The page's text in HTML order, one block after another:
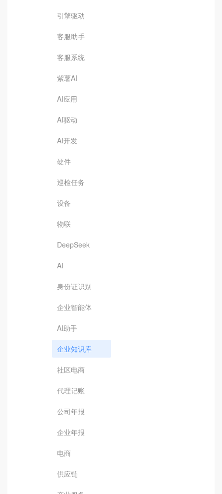
引擎驱动
客服助手
客服系统
紫薯AI
AI应用
AI驱动
AI开发
硬件
巡检任务
设备
物联
DeepSeek
AI
身份证识别
企业智能体
AI助手
企业知识库
社区电商
代理记账
公司年报
企业年报
电商
供应链